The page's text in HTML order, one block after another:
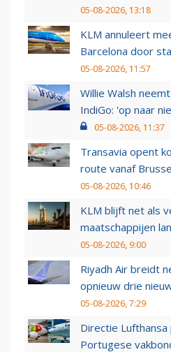
05-08-2026, 13:18
KLM annuleert
Barcelona door
05-08-2026, 11:57
Willie Walsh
IndiGo: 'op naar
05-08-2026, 11:37
Transavia opent
route vanaf
05-08-2026, 10:46
KLM blijft net als
maatschappijen
05-08-2026, 9:00
Riyadh Air breidt
opnieuw drie
05-08-2026, 7:29
Directie
Portugese